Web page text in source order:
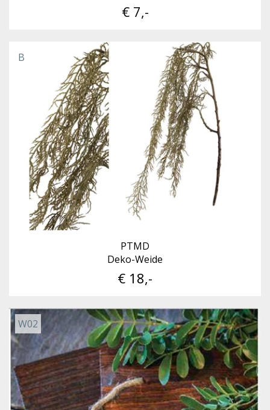
€ 7,-
B
PTMD
Deko-Weide
€ 18,-
W02